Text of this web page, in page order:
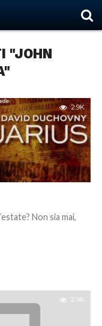
"JOHN
2.9K
Non sia mai,
2.9K